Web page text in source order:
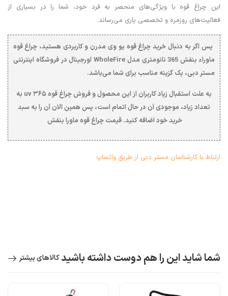
این چراغ قوه با ویژگی‌های منحصر به فرد خود، شما را در بسیاری از
فعالیت‌های روزمره و تخصصی یاری می‌رساند.
پس اگر به دنبال خرید چراغ قوه یو وی مدرن و کاربردی هستید، چراغ قوه
ماوراء بنفش 365 نانومتری مدل
WholeFire اورجینالدر فروشگاه اینترنتی
مستر دبی، یک گزینه مناسب برای شما می‌باشد.
به علت استقبال زیاد کاربران از این محصول و فروش چراغ قوه uv ۳۶۵
به
تعداد زیاد، موجودی آن در حال اتمام است، پس همین الان آن را به سبد
خرید خود اضافه کنید. قیمت چراغ قوه ماورا بنفش
ارتباط با کارشناسان مستر دبی از طریق واتساپ
شما شاید این را هم دوست داشته باشیدکالاهای بیشتر